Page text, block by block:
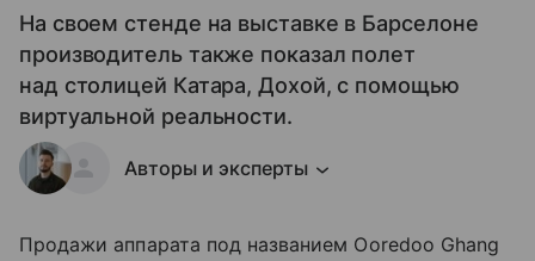
На своем стенде на выставке в Барселоне
производитель также показал полет
над столицей Катара, Дохой, с помощью
виртуальной реальности.
Авторы и эксперты
Продажи аппарата под названием Ooredoo Ghang